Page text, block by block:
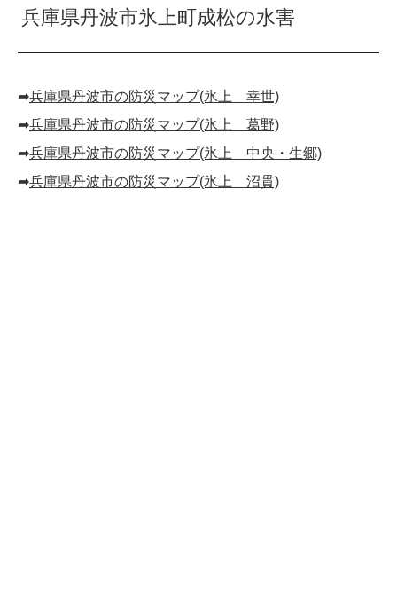
兵庫県丹波市氷上町成松の水害
➡︎兵庫県丹波市の防災マップ(氷上 幸世)
➡︎兵庫県丹波市の防災マップ(氷上 葛野)
➡︎兵庫県丹波市の防災マップ(氷上 中央・生郷)
➡︎兵庫県丹波市の防災マップ(氷上 沼貫)